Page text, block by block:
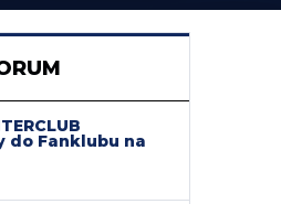
do Fanklubu na